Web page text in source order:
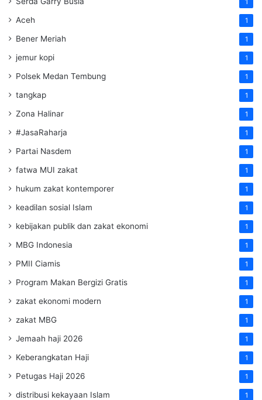
Aceh 1
Bener Meriah 1
jemur kopi 1
Polsek Medan Tembung 1
tangkap 1
Zona Halinar 1
#JasaRaharja 1
Partai Nasdem 1
fatwa MUI zakat 1
hukum zakat kontemporer 1
keadilan sosial Islam 1
kebijakan publik dan zakat ekonomi 1
MBG Indonesia 1
PMII Ciamis 1
Program Makan Bergizi Gratis 1
zakat ekonomi modern 1
zakat MBG 1
Jemaah haji 2026 1
Keberangkatan Haji 1
Petugas Haji 2026 1
distribusi kekayaan Islam 1